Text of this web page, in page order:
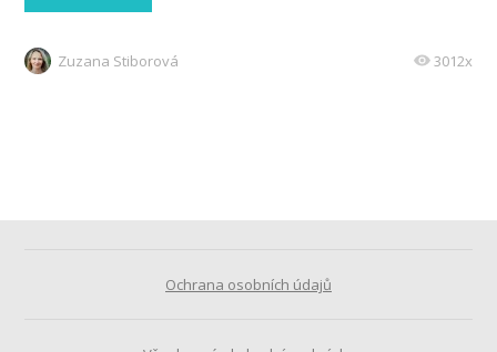
Zuzana Stiborová 3012x
Ochrana osobních údajů